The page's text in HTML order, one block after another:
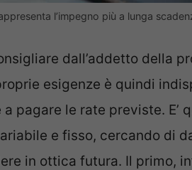
l’impegno più a lunga
dall’addetto della
esigenze è quindi
a pagare le rate previste.
e fisso, cercando di
in ottica futura. Il primo,